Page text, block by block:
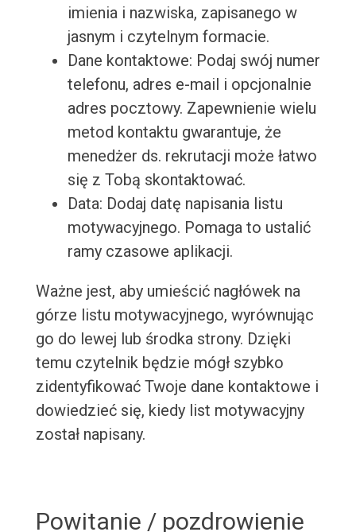
imienia i nazwiska, zapisanego w
jasnym i czytelnym formacie.
Dane kontaktowe: Podaj swój numer
telefonu, adres e-mail i opcjonalnie
adres pocztowy. Zapewnienie wielu
metod kontaktu gwarantuje, że
menedżer ds. rekrutacji może łatwo
się z Tobą skontaktować.
Data: Dodaj datę napisania listu
motywacyjnego. Pomaga to ustalić
ramy czasowe aplikacji.
Ważne jest, aby umieścić nagłówek na
górze listu motywacyjnego, wyrównując
go do lewej lub środka strony. Dzięki
temu czytelnik będzie mógł szybko
zidentyfikować Twoje dane kontaktowe i
dowiedzieć się, kiedy list motywacyjny
został napisany.
Powitanie / pozdrowienie